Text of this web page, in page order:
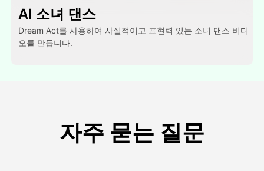
AI 소녀 댄스
Dream Act를 사용하여 사실적이고 표현력 있는 소녀 댄스 비디
오를 만듭니다.
자주 묻는 질문